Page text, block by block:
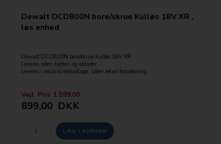
Dewalt DCD800N bore/skrue Kulløs 18V XR ,
løs enhed
Dewalt DCD800N bore/skrue Kulløs 18V XR
Leveres uden batteri og oplader.
Leveres i neutral emballage, uden retail forpakning.
Nyeste model fra Dewalt i et kompakt design med hele 90Nm.
SPECIFIKATIONER
Batteri: 18V XR Li-Ion
Vejl. Pris 1.599,00
899,00 DKK